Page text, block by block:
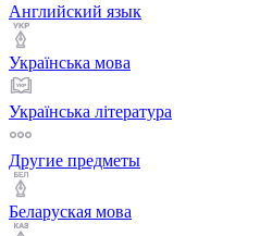
Английский язык
Українська мова
Українська література
Другие предметы
Беларуская мова